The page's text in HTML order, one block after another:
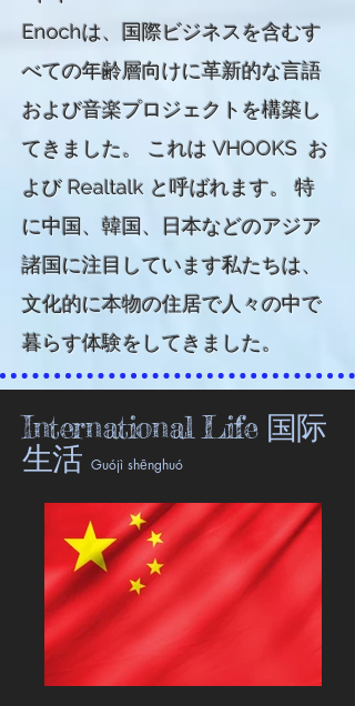
Enochは、国際ビジネスを含むす
べての年齢層向けに革新的な言語
および音楽プロジェクトを構築し
てきました。 これは VHOOKS お
よび Realtalk と呼ばれます。 特
に中国、韓国、日本などのアジア
諸国に注目しています私たちは、
文化的に本物の住居で人々の中で
暮らす体験をしてきました。
International Life 国际
生活 Guójì shēnghuó